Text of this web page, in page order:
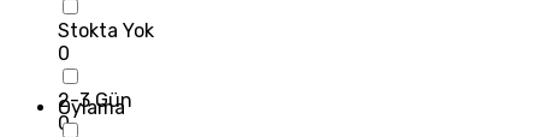
Stokta Yok
0
2-3 Gün
0
Oylama